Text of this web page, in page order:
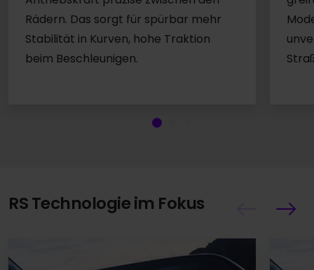
Rädern. Das sorgt für spürbar mehr
Stabilität in Kurven, hohe Traktion
beim Beschleunigen.
RS Technologie im Fokus